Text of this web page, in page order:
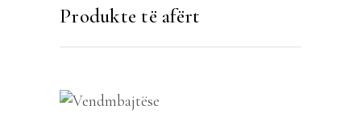
Produkte të afërt
SHTOJE NË SHPORTË